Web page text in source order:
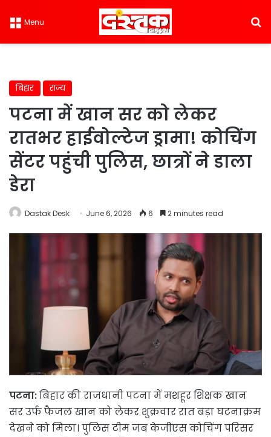
Menu
बिहार राज्य
पटना में खान सर को लेकर
रातभर हाईवोल्टेज ड्रामा! कोचिंग
सेंटर पहुंची पुलिस, छात्रों ने डाला
डेरा
Dastak Desk June 6, 2026 6 2 minutes read
पटना:बिहार की राजधानी पटना में मशहूर शिक्षक खान
सर उर्फ फैजल खान को लेकर शुक्रवार रात बड़ा घटनाक्रम
देखने को मिला। पुलिस टीम जब केजीएस कोचिंग परिसर